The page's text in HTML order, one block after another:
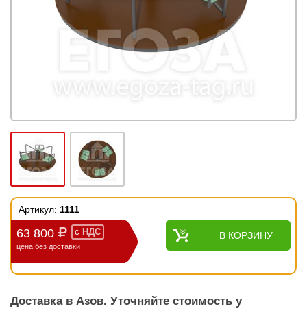
Артикул: 1111
63 800 с НДС
цена без доставки
В КОРЗИНУ
Доставка в Азов. Уточняйте стоимость у